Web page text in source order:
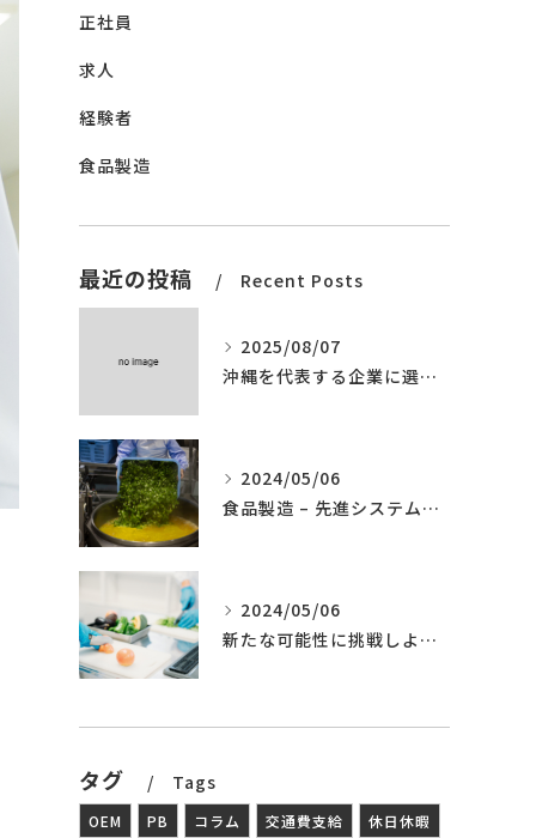
正社員
求人
経験者
食品製造
最近の投稿 Recent Posts
2025/08/07
沖縄を代表する企業に選ばれました。
2024/05/06
食品製造 – 先進システムの導入
2024/05/06
新たな可能性に挑戦しよう – 食品製造の世界へ
タグ Tags
OEM PB コラム 交通費支給 休日休暇